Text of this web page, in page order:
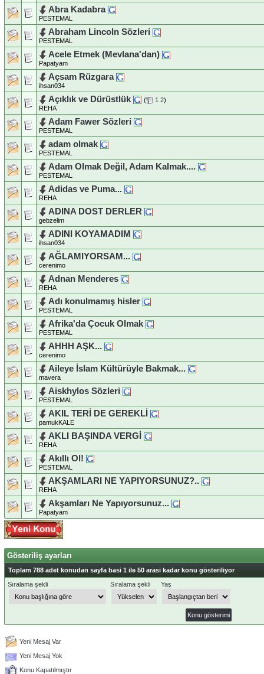
Abra Kadabra
PESTEMAL
Abraham Lincoln Sözleri
PESTEMAL
Acele Etmek (Mevlana'dan)
Papatyam
Açsam Rüzgara
ihsan034
Açıklık ve Dürüstlük ( 1 2)
REHA
Adam Fawer Sözleri
PESTEMAL
adam olmak
PESTEMAL
Adam Olmak Değil, Adam Kalmak....
PESTEMAL
Adidas ve Puma...
REHA
ADINA DOST DERLER
gebzelim
ADINI KOYAMADIM
ihsan034
AĞLAMIYORSAM...
cerenimo
Adnan Menderes
REHA
Adı konulmamış hisler
PESTEMAL
Afrika'da Çocuk Olmak
PESTEMAL
AHHH AŞK...
cerenimo
Aileye İslam Kültürüyle Bakmak...
mavera
Aiskhylos Sözleri
PESTEMAL
AKIL TERİ DE GEREKLİ
pamukKALE
AKLI BAŞINDA VERGİ
REHA
Akıllı Ol!
PESTEMAL
AKŞAMLARI NE YAPIYORSUNUZ?..
REHA
Akşamları Ne Yapıyorsunuz...
Papatyam
Gösteriliş ayarları
Toplam 788 adet konudan sayfa basi 1 ile 50 arasi kadar konu gösteriliyor
Sıralama şekli
Sıralama şekli Yaş
Yeni Mesaj Var
Yeni Mesaj Yok
Konu Kapatılmıştır